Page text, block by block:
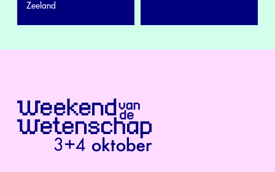
Zeeland